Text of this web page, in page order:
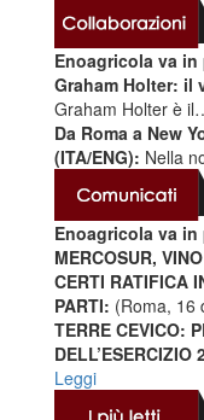
Enoagricola va in
Graham Holter: il
Graham Holter è
Da Roma a New
(ITA/ENG): Nella
Enoagricola va in
MERCOSUR,
CERTI RATIFICA
PARTI: (Roma,
TERRE CEVICO:
DELL’ESERCIZIO
Leggi